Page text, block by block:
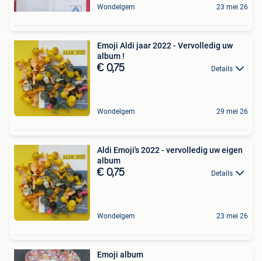
Wondelgem 23 mei 26
Emoji Aldi jaar 2022 - Vervolledig uw
album !
€ 0,75 Details
Wondelgem 29 mei 26
Aldi Emoji's 2022 - vervolledig uw eigen
album
€ 0,75 Details
Wondelgem 23 mei 26
Emoji album